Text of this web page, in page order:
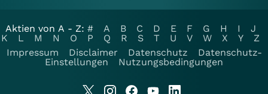
Aktien von A - Z: # A B C D E F G H I
J
K
L M N O P Q R S T U V W X Y
Z
Impressum
Disclaimer Datenschutz
Datenschutz-
Einstellungen
Nutzungsbedingungen